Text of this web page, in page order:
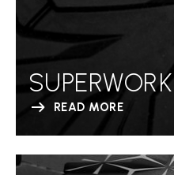
SUPERWORK
READ MORE